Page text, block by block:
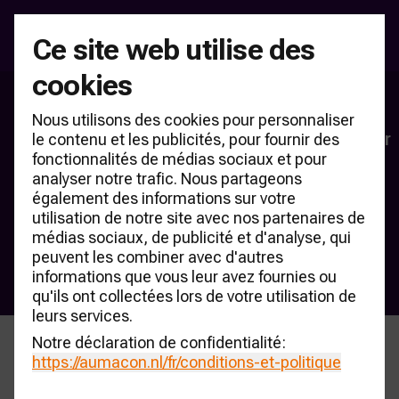
Ce site web utilise des
cookies
Nous utilisons des cookies pour personnaliser
le contenu et les publicités, pour fournir des
fonctionnalités de médias sociaux et pour
analyser notre trafic. Nous partageons
également des informations sur votre
utilisation de notre site avec nos partenaires de
médias sociaux, de publicité et d'analyse, qui
peuvent les combiner avec d'autres
informations que vous leur avez fournies ou
qu'ils ont collectées lors de votre utilisation de
leurs services.
Notre déclaration de confidentialité:
https://aumacon.nl /fr/conditions-et-politique
Bienvenue à AUMACON
Le centre de connaissances indépendant pour
le secteur de la mobilité
Base de connaissances CARmonitor
Comptoir de vente RDC
S'abonner à la lettre d'information
Evénements